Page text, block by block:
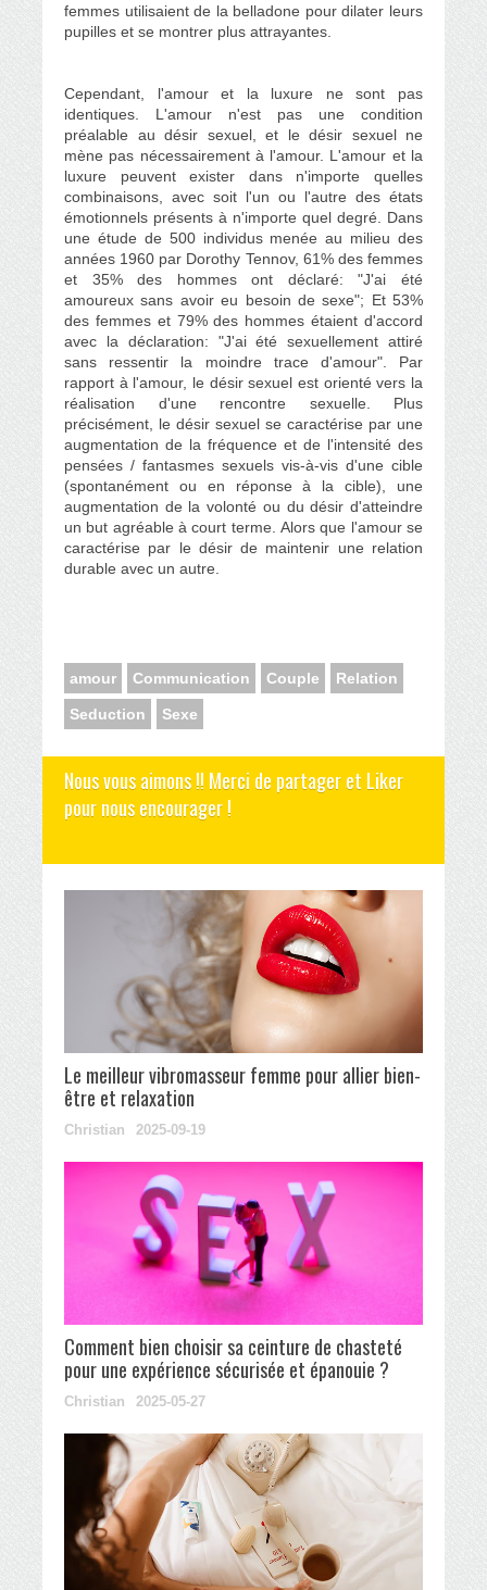
femmes utilisaient de la belladone pour dilater leurs
pupilles et se montrer plus attrayantes.
Cependant, l'amour et la luxure ne sont pas
identiques. L'amour n'est pas une condition
préalable au désir sexuel, et le désir sexuel ne
mène pas nécessairement à l'amour. L'amour et la
luxure peuvent exister dans n'importe quelles
combinaisons, avec soit l'un ou l'autre des états
émotionnels présents à n'importe quel degré. Dans
une étude de 500 individus menée au milieu des
années 1960 par Dorothy Tennov, 61% des femmes
et 35% des hommes ont déclaré: "J'ai été
amoureux sans avoir eu besoin de sexe"; Et 53%
des femmes et 79% des hommes étaient d'accord
avec la déclaration: "J'ai été sexuellement attiré
sans ressentir la moindre trace d'amour". Par
rapport à l'amour, le désir sexuel est orienté vers la
réalisation d'une rencontre sexuelle. Plus
précisément, le désir sexuel se caractérise par une
augmentation de la fréquence et de l'intensité des
pensées / fantasmes sexuels vis-à-vis d'une cible
(spontanément ou en réponse à la cible), une
augmentation de la volonté ou du désir d'atteindre
un but agréable à court terme. Alors que l'amour se
caractérise par le désir de maintenir une relation
durable avec un autre
amour Communication Couple Relation
Seduction Sexe
Nous vous aimons !! Merci de partager et Liker
pour nous encourager !
Le meilleur vibromasseur femme pour allier bien-
être et relaxation
Christian 2025-09-19
Comment bien choisir sa ceinture de chasteté
pour une expérience sécurisée et épanouie ?
Christian 2025-05-27